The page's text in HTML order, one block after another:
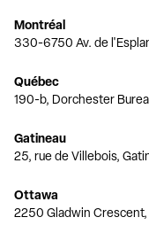
Montréal
330-6750 Av. de
Québec
190-b, Dorchester
Gatineau
25, rue de Villebois,
Ottawa
2250 Gladwin Crescent,